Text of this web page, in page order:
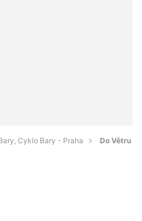
Cyklo Bary - Praha Do Větru